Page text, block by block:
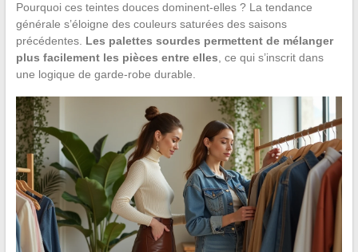
Pourquoi ces teintes douces dominent-elles ? La tendance
générale s’éloigne des couleurs saturées des saisons
précédentes. Les palettes sourdes permettent de mélanger
plus facilement les pièces entre elles , ce qui s’inscrit dans
une logique de garde-robe durable.